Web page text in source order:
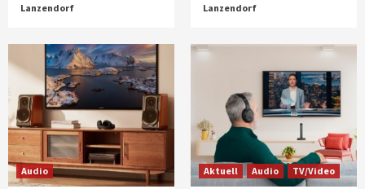
Lanzendorf
Lanzendorf
Audio Aktuell Audio TV/Video